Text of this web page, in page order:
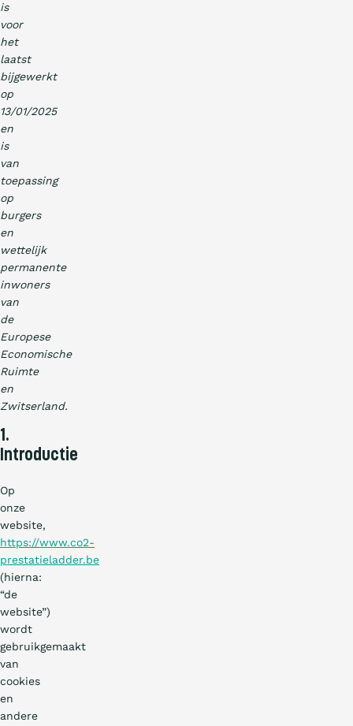
is
voor
het
laatst
bijgewerkt
op
13/01/2025
en
is
van
toepassing
op
burgers
en
wettelijk
permanente
inwoners
van
de
Europese
Economische
Ruimte
en
Zwitserland.
1.
Introductie
Op
onze
website,
https://www.co2-
prestatieladder.be
(hierna:
“de
website”)
wordt
gebruikgemaakt
van
cookies
en
andere